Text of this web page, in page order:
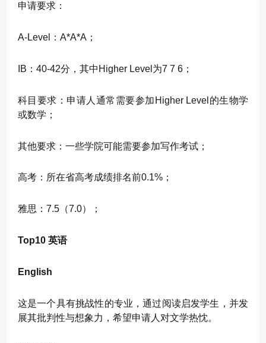
申请要求：
A-Level：A*A*A；
IB：40-42分，其中Higher Level为7 7 6；
科目要求：申请人通常需要参加Higher Level的生物学
或数学；
其他要求：一些学院可能需要参加写作考试；
高考：所在省高考成绩排名前0.1%；
雅思：7.5（7.0）；
Top10 英语
English
这是一个具有挑战性的专业，通过阅读启发学生，并发
展其批判性与想象力，希望申请人对文学热忱。